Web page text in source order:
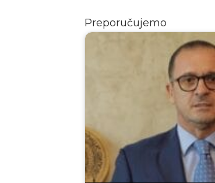
Preporučujemo